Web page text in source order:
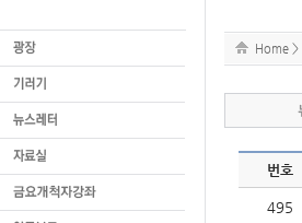
Home >
번호
495